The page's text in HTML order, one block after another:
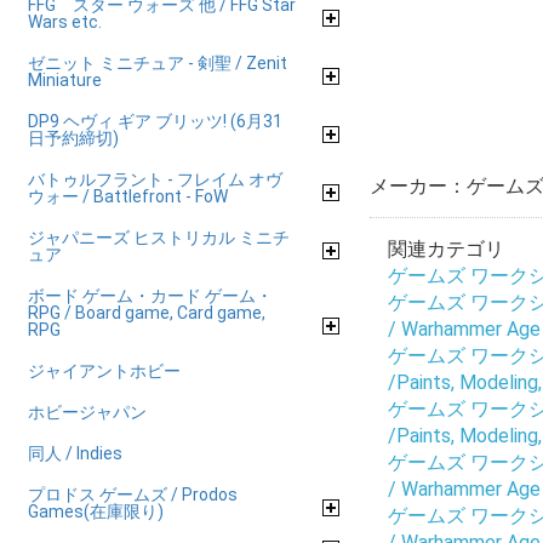
FFG スター ウォーズ 他 / FFG Star
Wars etc.
ゼニット ミニチュア - 剣聖 / Zenit
Miniature
DP9 ヘヴィ ギア ブリッツ! (6月31
日予約締切)
バトゥルフラント - フレイム オヴ
ウォー / Battlefront - FoW
ジャパニーズ ヒストリカル ミニチ
ュア
ボード ゲーム・カード ゲーム・
RPG / Board game, Card game,
RPG
ジャイアントホビー
ホビージャパン
同人 / Indies
プロドス ゲームズ / Prodos
Games(在庫限り)
メーカー：ゲーム
関連カテゴリ
ゲームズ ワーク
ゲームズ ワーク
/ Warhammer
ゲームズ ワーク
/Paints,
ゲームズ ワーク
/Paints,
ゲームズ ワーク
/ Warhammer
ゲームズ ワーク